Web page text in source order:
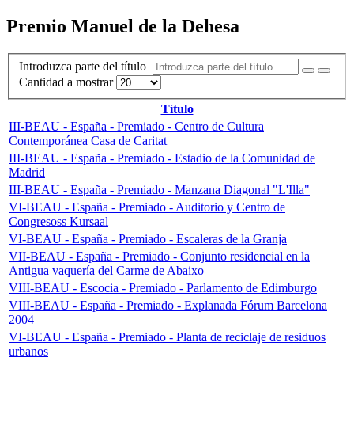
Premio Manuel de la Dehesa
Introduzca parte del título
Cantidad a mostrar
Título
III-BEAU - España - Premiado - Centro de Cultura
Contemporánea Casa de Caritat
III-BEAU - España - Premiado - Estadio de la Comunidad de
Madrid
III-BEAU - España - Premiado - Manzana Diagonal "L'Illa"
VI-BEAU - España - Premiado - Auditorio y Centro de
Congresoss Kursaal
VI-BEAU - España - Premiado - Escaleras de la Granja
VII-BEAU - España - Premiado - Conjunto residencial en la
Antigua vaquería del Carme de Abaixo
VIII-BEAU - Escocia - Premiado - Parlamento de Edimburgo
VIII-BEAU - España - Premiado - Explanada Fórum Barcelona
2004
VI-BEAU - España - Premiado - Planta de reciclaje de residuos
urbanos